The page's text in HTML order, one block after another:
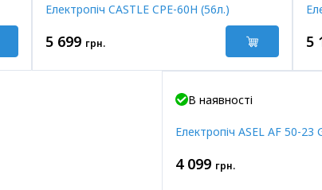
Електропіч CASTLE CPE-60H (56л.)
5 699 грн. 5
В наявності
Електропіч ASEL AF 50-23
4 099 грн.